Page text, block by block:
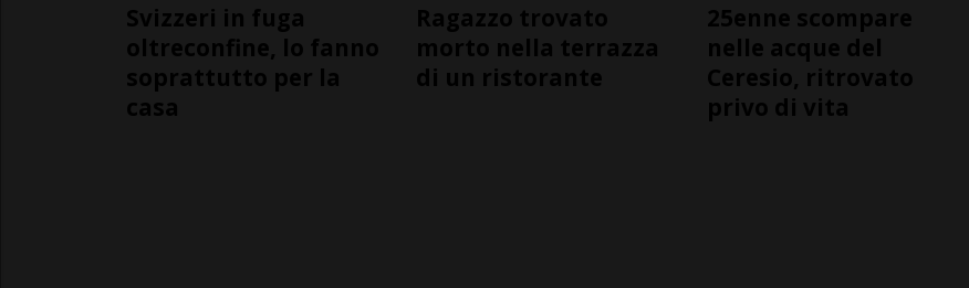
Svizzeri in fuga
oltreconfine, lo fanno
soprattutto per la
casa
Ragazzo trovato
morto nella terrazza
di un ristorante
25enne scompare
nelle acque del
Ceresio, ritrovato
privo di vita